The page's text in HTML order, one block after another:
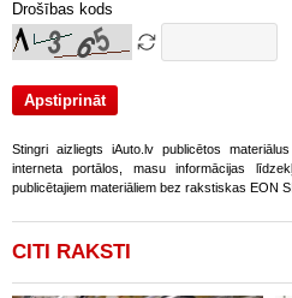
Drošības kods
Stingri aizliegts iAuto.lv publicētos
interneta portālos, masu informācijas
publicētajiem materiāliem bez rakstiskas EON
CITI RAKSTI